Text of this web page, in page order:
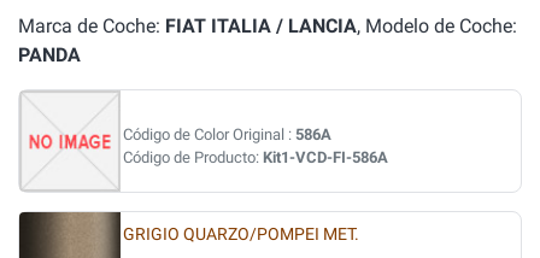
Marca de Coche: FIAT ITALIA / LANCIA, Modelo de Coche:
PANDA
Código de Color Original : 586A
Código de Producto: Kit1-VCD-FI-586A
GRIGIO QUARZO/POMPEI MET.